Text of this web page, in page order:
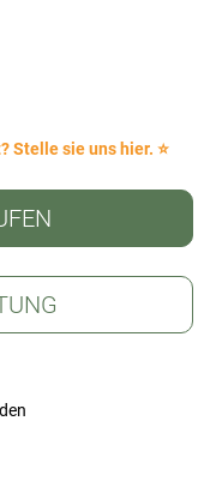
Stelle sie uns hier. ⭐